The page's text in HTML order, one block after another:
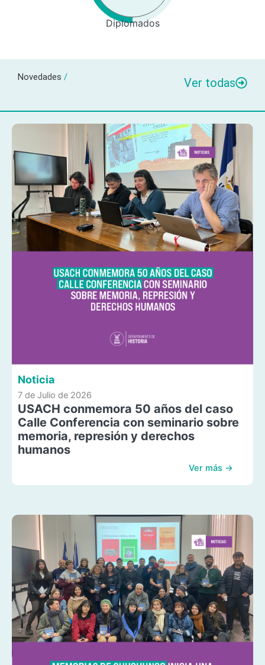
Diplomados
Novedades / Ver todas
Noticia
7 de Julio de 2026
USACH conmemora 50 años del caso
Calle Conferencia con seminario sobre
memoria, represión y derechos
humanos
Ver más →